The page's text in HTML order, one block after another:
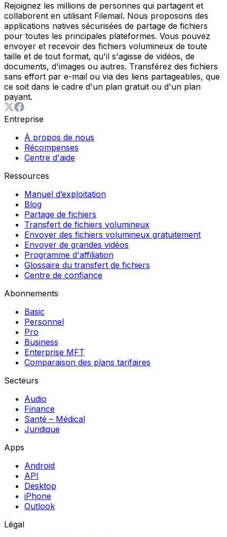
Rejoignez les millions de personnes qui partagent et
collaborent en utilisant Filemail. Nous proposons des
applications natives sécurisées de partage de fichiers
pour toutes les principales plateformes. Vous pouvez
envoyer et recevoir des fichiers volumineux de toute
taille et de tout format, qu'il s'agisse de vidéos, de
documents, d'images ou autres. Transférez des fichiers
sans effort par e-mail ou via des liens partageables, que
ce soit dans le cadre d'un plan gratuit ou d'un plan
payant.
Entreprise
À propos de nous
Récompenses
Centre d'aide
Ressources
Manuel d’exploitation
Blog
Partage de fichiers
Transfert de fichiers volumineux
Envoyer des fichiers volumineux gratuitement
Envoyer de grandes vidéos
Programme d'affiliation
Glossaire du transfert de fichiers
Centre de confiance
Abonnements
Basic
Personnel
Pro
Business
Enterprise MFT
Comparaison des plans tarifaires
Secteurs
Audio
Finance
Santé – Médical
Juridique
Apps
Android
API
Desktop
iPhone
Outlook
Légal